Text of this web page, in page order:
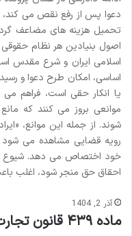
دعوا پس از رفع نقص می کند،
تحمیل هزینه های مضاعف
اصول بنیادین هر نظام
اسلامی ایران و شرع مقدس
اساسی، امکان طرح دعوا و
یا انکار حقی است، فراهم می
موانعی بروز می کنند که
شوند. از جمله این موانع،
رویه قضایی مشاهده می شود
خود اختصاص می دهد. شیوع
احقاق حق منجر شود، اغلب
آذر 2, 1404
ماده ۴۳۹ قانون تجارت